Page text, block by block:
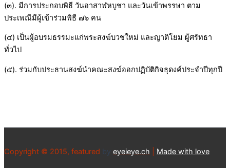
(๓). มีการประกอบพิธี วันอาสาฬหบูชา และวันเข้าพรรษา ตาม
ประเพณีมีผู้เข้าร่วมพิธี ๗๖ คน
(๔) เป็นผู้อบรมธรรมะแก่พระสงฆ์บวชใหม่ และญาติโยม ผู้ศรัทธา
ทั่วไป
(๕). ร่วมกับประธานสงฆ์นำคณะสงฆ์ออกปฏิบัติกิจธุดงค์ประจำปีทุกปี
Copyright © 2015, featured by eyeieye.ch Made with love